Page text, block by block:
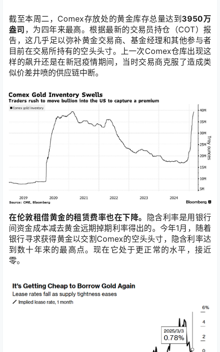
截至本周二，Comex存放处的黄金库存总量达到3950万
盎司 ，为四年来最高。根据最新的交易员持仓（COT）报
告，这几乎足以弥补黄金交易商、基金经理和其他参与者
目前在交易所持有的空头头寸。上一次Comex仓库出现这
样的飙升还是在新冠疫情期间，当时交易商克服了造成类
似价差井喷的供应链中断。
在伦敦租借黄金的租赁费率也在下降。
隐含利率是用银行
间资金成本减去黄金远期掉期利率得出的。今年1月，随着
银行寻求获得黄金以交割Comex的空头头寸，隐含利率达
到数十年来的最高点。现在它处于更正常的水平，接近
零。